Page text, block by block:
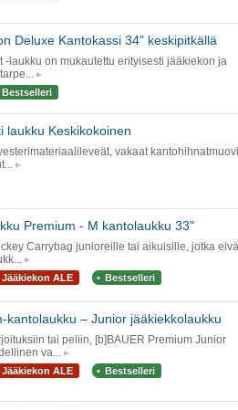
Deluxe Kantokassi 34" keskipitkällä
-laukku on mukautettu erityisesti jääkiekon ja
Bestselleri
laukku Keskikokoinen
vakaat
Premium - M kantolaukku 33"
Carrybag junioreille tai aikuisille, jotka
Jääkiekon ALE Bestselleri
kantolaukku – Junior jääkiekkolaukku
tai peliin, [b]BAUER Premium Junior
va...
Jääkiekon ALE Bestselleri